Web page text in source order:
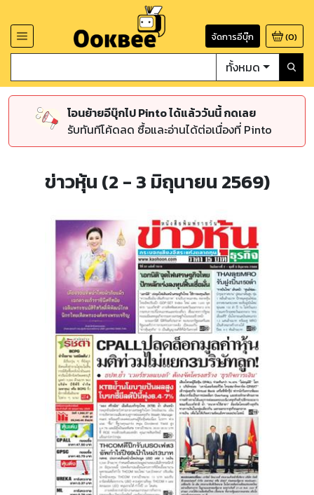
จัดการอีบุ๊ก (0)
ทั้งหมด
โอนย้ายอีบุ๊กไป Pinto ได้แล้ววันนี้ กดเลย
รับทันทีโค้ดลด ซื้อและอ่านได้ต่อเนื่องที่ Pinto
ข่าวหุ้น (2 - 3 มิถุนายน 2569)